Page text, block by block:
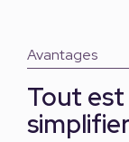
Avantages
Tout